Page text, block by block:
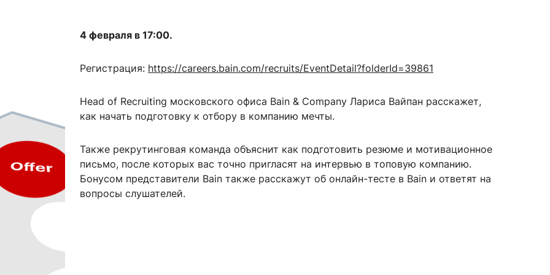
и трудоустройство
/ мероприятия
Электронные и цифровые базы
Издания факультета
Информационно-аналитический отдел
Преподавателям
факультета»
4 февраля в 17:00.
Регистрация: https://careers.bain.com/recruits/EventDetail?folderId=39861
Head of Recruiting московского офиса Bain & Company Лариса Вайпан расскажет,
как начать подготовку к отбору в компанию мечты.
Также рекрутинговая команда объяснит как подготовить резюме и мотивационное
письмо, после которых вас точно пригласят на интервью в топовую компанию.
Бонусом представители Bain также расскажут об онлайн-тесте в Bain и ответят на
вопросы слушателей.